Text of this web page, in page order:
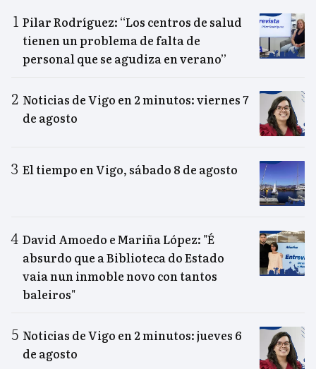
Pilar Rodríguez: “Los centros de salud
tienen un problema de falta de
personal que se agudiza en verano”
Noticias de Vigo en 2 minutos: viernes 7
de agosto
El tiempo en Vigo, sábado 8 de agosto
David Amoedo e Mariña López: "É
absurdo que a Biblioteca do Estado
vaia nun inmoble novo con tantos
baleiros"
Noticias de Vigo en 2 minutos: jueves 6
de agosto